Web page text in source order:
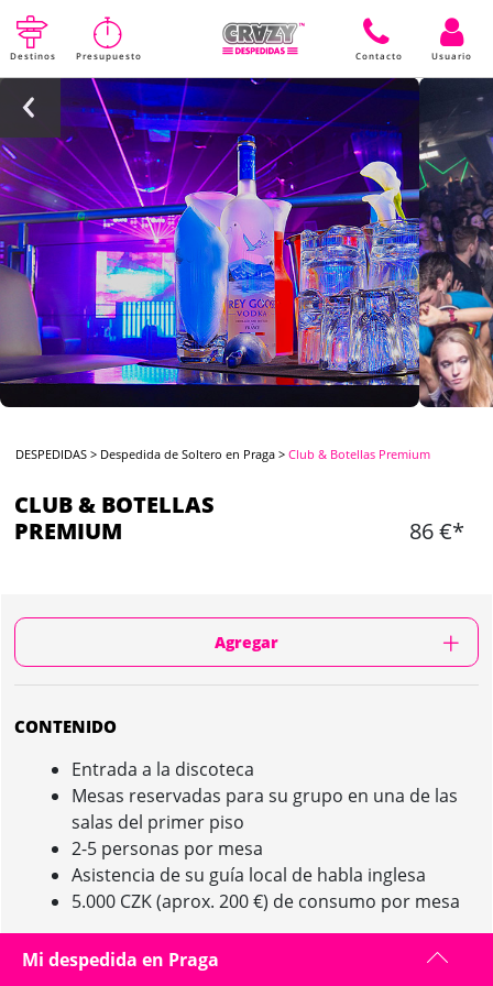
Destinos Presupuesto Contacto Usuario
DESPEDIDAS > Despedida de Soltero en Praga >Club & Botellas Premium
CLUB & BOTELLAS
PREMIUM
86 €*
Agregar
CONTENIDO
Entrada a la discoteca
Mesas reservadas para su grupo en una de las
salas del primer piso
2-5 personas por mesa
Asistencia de su guía local de habla inglesa
5.000 CZK (aprox. 200 €) de consumo por mesa
Mi despedida en Praga